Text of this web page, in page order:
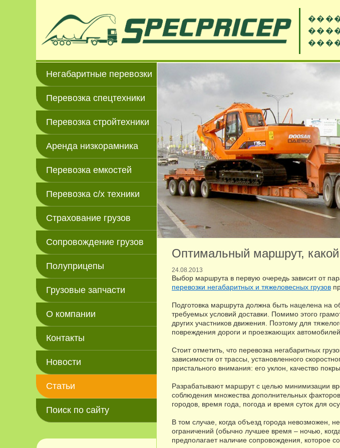
Негабаритные перевозки
Перевозка спецтехники
Перевозка стройтехники
Аренда низкорамника
Перевозка емкостей
Перевозка с/х техники
Страхование грузов
Сопровождение грузов
Полуприцепы
Грузовые запчасти
О компании
Контакты
Новости
Статьи
Поиск по сайту
Оптимальный маршрут,
24.08.2013
Выбор маршрута в первую очередь зависит от
перевозки негабаритных и тяжеловесных грузов
Подготовка маршрута должна быть нацелена на
требуемых условий доставки. Помимо этого
других участников движения. Поэтому для
повреждения дороги и проезжающих автомобилей.
Стоит отметить, что перевозка негабаритных
зависимости от трассы, установленного
пристального внимания: его уклон, качество
Разрабатывают маршрут с целью минимизации
соблюдения множества дополнительных
городов, время года, погода и время суток для
В том случае, когда объезд города невозможен,
ограничений (обычно лучшее время – ночью,
предполагает наличие сопровождения, которое